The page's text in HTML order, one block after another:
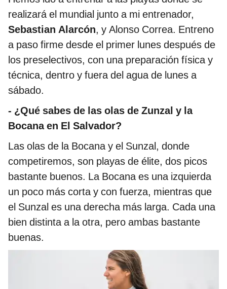
realizará el mundial junto a mi entrenador,
Sebastian Alarcón, y Alonso Correa. Entreno
a paso firme desde el primer lunes después de
los preselectivos, con una preparación física y
técnica, dentro y fuera del agua de lunes a
sábado.
- ¿Qué sabes de las olas de Zunzal y la
Bocana en El Salvador?
Las olas de la Bocana y el Sunzal, donde
competiremos, son playas de élite, dos picos
bastante buenos. La Bocana es una izquierda
un poco más corta y con fuerza, mientras que
el Sunzal es una derecha más larga. Cada una
bien distinta a la otra, pero ambas bastante
buenas.